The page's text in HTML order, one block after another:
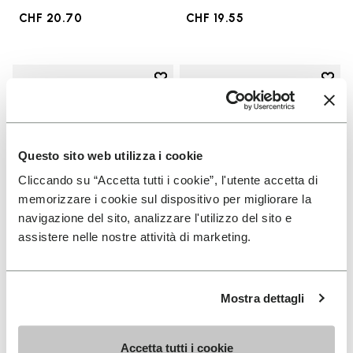
Questo sito web utilizza i cookie
Cliccando su “Accetta tutti i cookie”, l'utente accetta di
memorizzare i cookie sul dispositivo per migliorare la
navigazione del sito, analizzare l'utilizzo del sito e
assistere nelle nostre attività di marketing.
Mostra dettagli
Accetta tutti i cookie
CHF 20.70 CHF 19.55
Add to wishlist
Add to wishlist Groundsplay LS
Add
Add
Spidrwalk